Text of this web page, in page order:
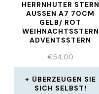
HERRNHUTER STERN
AUSSEN A7 70CM
GELB/ ROT
WEIHNACHTSSTERN
ADVENTSSTERN
€54,00
ÜBERZEUGEN SIE
SICH SELBST!